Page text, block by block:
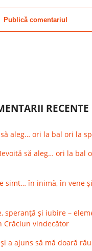
Publică comentariul
RECENTE
aleg… ori la bal ori la
să aleg… ori la bal
simt… în inimă, în vene
speranță și iubire –
Crăciun vindecător
a ajuns să mă doară